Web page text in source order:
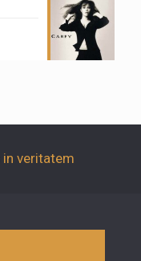
in veritatem